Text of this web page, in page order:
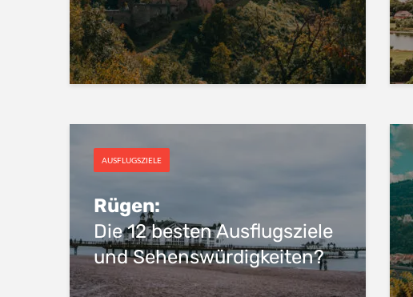
AUSFLUGSZIELE
Rügen:
Die 12 besten Ausflugsziele
und Sehenswürdigkeiten?